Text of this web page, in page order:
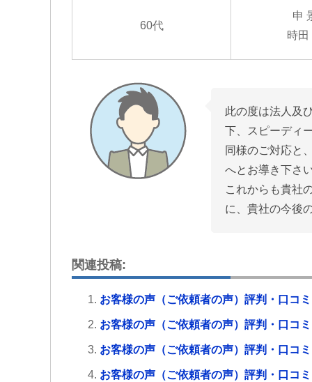
60代
申
時田
此の度は法人及
下、スピーディ
同様のご対応と
へとお導き下さ
これからも貴社
に、貴社の今後
関連投稿:
お客様の声（ご依頼者の声）評判・口コミ
お客様の声（ご依頼者の声）評判・口コミ
お客様の声（ご依頼者の声）評判・口コミ
お客様の声（ご依頼者の声）評判・口コミ